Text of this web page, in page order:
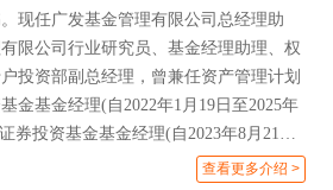
现任广发基金管理有限公司总经理助
限公司行业研究员、基金经理助理、权
投资部副总经理，曾兼任资产管理计划
金基金经理(自2022年1月19日至2025年
券投资基金基金经理(自2023年8月21日
基金基金经理(自2025年11月6日至2026
查看更多介绍 >